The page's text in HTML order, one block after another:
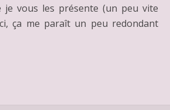
je vous les présente (un peu vite
ça me paraît un peu redondant